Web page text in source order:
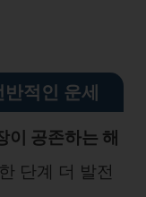
적인 운세
이 공존하는 해
단계 더 발전